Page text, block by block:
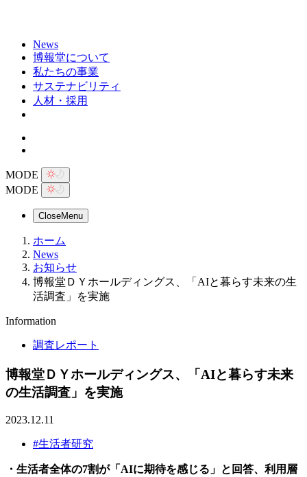
News
博報堂について
私たちの事業
サステナビリティ
人材・採用
MODE
MODE
CloseMenu
ホーム
News
お知らせ
博報堂ＤＹホールディングス、「AIと暮らす未来の生
活調査」を実施
Information
調査レポート
博報堂ＤＹホールディングス、「AIと暮らす未来
の生活調査」を実施
2023.12.11
#生活者研究
・生活者全体の7割が「AIに期待を感じる」と回答、利用層